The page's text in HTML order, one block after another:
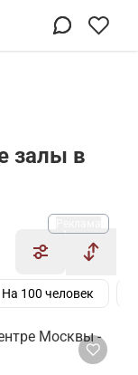
залы в
На 100 человек